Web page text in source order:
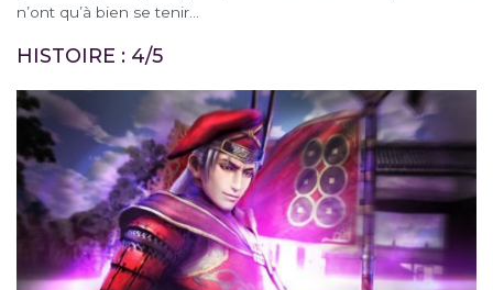
n’ont qu’à bien se tenir…
HISTOIRE : 4/5